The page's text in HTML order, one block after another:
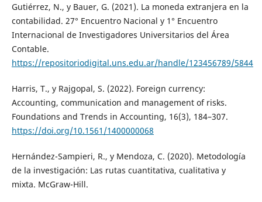
Gutiérrez, N., y Bauer, G. (2021). La moneda extranjera en la
contabilidad. 27° Encuentro Nacional y 1° Encuentro
Internacional de Investigadores Universitarios del Área
Contable.
https://repositoriodigital.uns.edu.ar/handle/123456789/5844
Harris, T., y Rajgopal, S. (2022). Foreign currency:
Accounting, communication and management of risks.
Foundations and Trends in Accounting, 16(3), 184–307.
https://doi.org/10.1561/1400000068
Hernández-Sampieri, R., y Mendoza, C. (2020). Metodología
de la investigación: Las rutas cuantitativa, cualitativa y
mixta. McGraw-Hill.